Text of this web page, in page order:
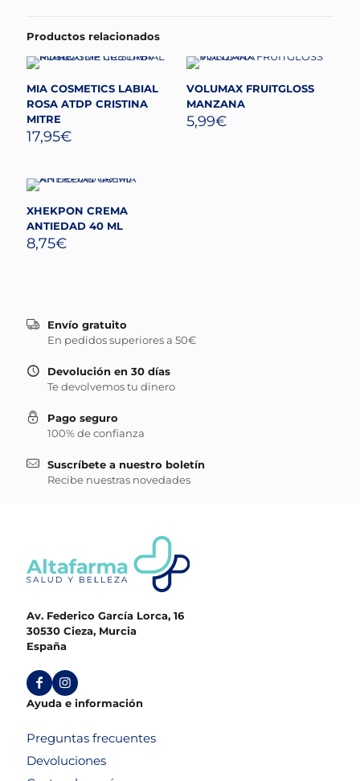
Productos relacionados
MIA COSMETICS LABIAL
ROSA ATDP CRISTINA
MITRE
17,95€
VOLUMAX FRUITGLOSS
MANZANA
5,99€
XHEKPON CREMA
ANTIEDAD 40 ML
8,75€
Envío gratuito
En pedidos superiores a 50€
Devolución en 30 días
Te devolvemos tu dinero
Pago seguro
100% de confianza
Suscríbete a nuestro boletín
Recibe nuestras novedades
Av. Federico García Lorca, 16
30530 Cieza, Murcia
España
Ayuda e información
Preguntas frecuentes
Devoluciones